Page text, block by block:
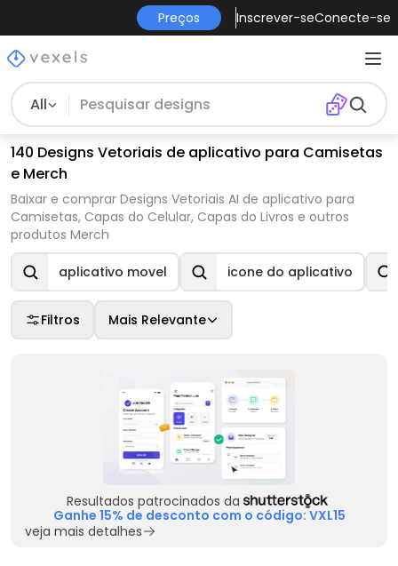
Preços Inscrever-seConecte-se
All
140 Designs Vetoriais de aplicativo para Camisetas
e Merch
Baixar e comprar Designs Vetoriais AI de aplicativo para
Camisetas, Capas do Celular, Capas do Livros e outros
produtos Merch
aplicativo movel icone do aplicativo
Filtros Mais Relevante
Resultados patrocinados da
Ganhe 15% de desconto com o código: VXL15
veja mais detalhes